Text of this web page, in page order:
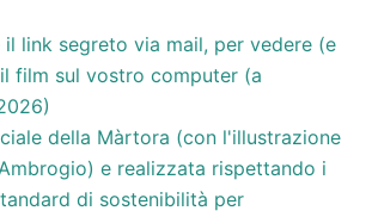
il link segreto via mail, per vedere (e
film sul vostro computer (a
della Màrtora (con l'illustrazione
e realizzata rispettando i
di sostenibilità per